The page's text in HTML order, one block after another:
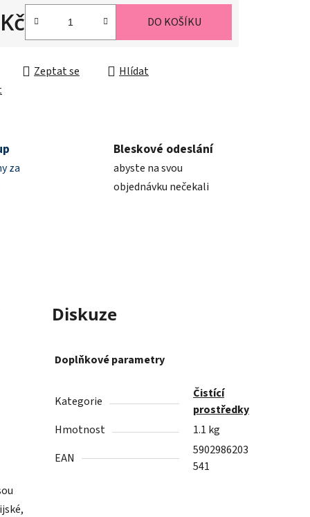
DO KOŠÍKU
Zeptat se
Hlídat
za
Bleskové odeslání
abyste na svou
objednávku nečekali
Diskuze
Doplňkové parametry
Kategorie
Čistící
prostředky
Hmotnost
1.1 kg
EAN
5902986203
541